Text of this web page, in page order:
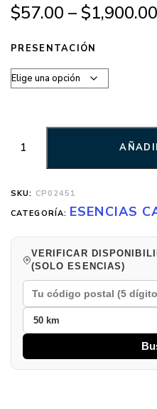
$57.00 –$1,900.00
PRESENTACIÓN
SKU: CP02451
CATEGORÍA: ESENCIAS
VERIFICAR
(SOLO ESENCIAS)